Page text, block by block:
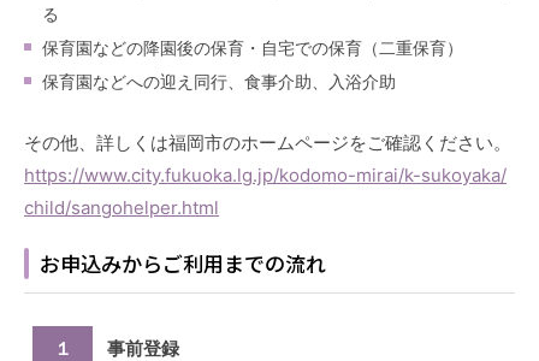
る
保育園などの降園後の保育・自宅での保育（二重保育）
保育園などへの迎え同行、食事介助、入浴介助
その他、詳しくは福岡市のホームページをご確認ください。
https://www.city.fukuoka.lg.jp/kodomo-mirai/k-sukoyaka/
child/sangohelper.html
お申込みからご利用までの流れ
１ 事前登録